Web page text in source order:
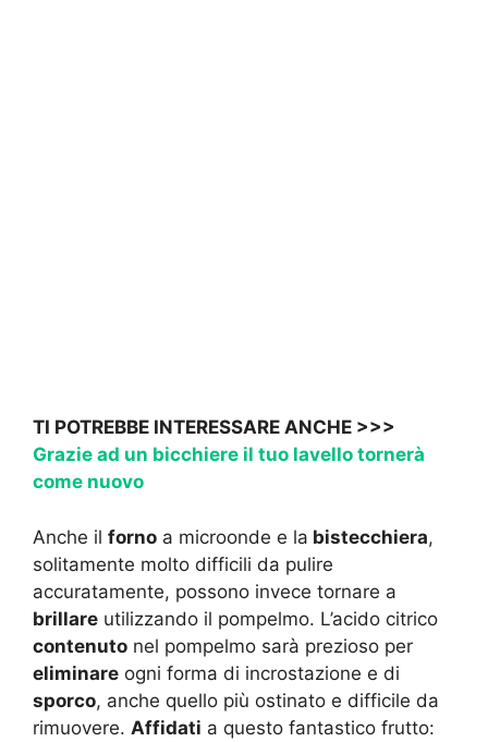
TI POTREBBE INTERESSARE ANCHE >>>
Grazie ad un bicchiere il tuo lavello tornerà
come nuovo
Anche il forno a microonde e la bistecchiera,
solitamente molto difficili da pulire
accuratamente, possono invece tornare a
brillare utilizzando il pompelmo. L’acido citrico
contenuto nel pompelmo sarà prezioso per
eliminare ogni forma di incrostazione e di
sporco, anche quello più ostinato e difficile da
rimuovere. Affidati a questo fantastico frutto: